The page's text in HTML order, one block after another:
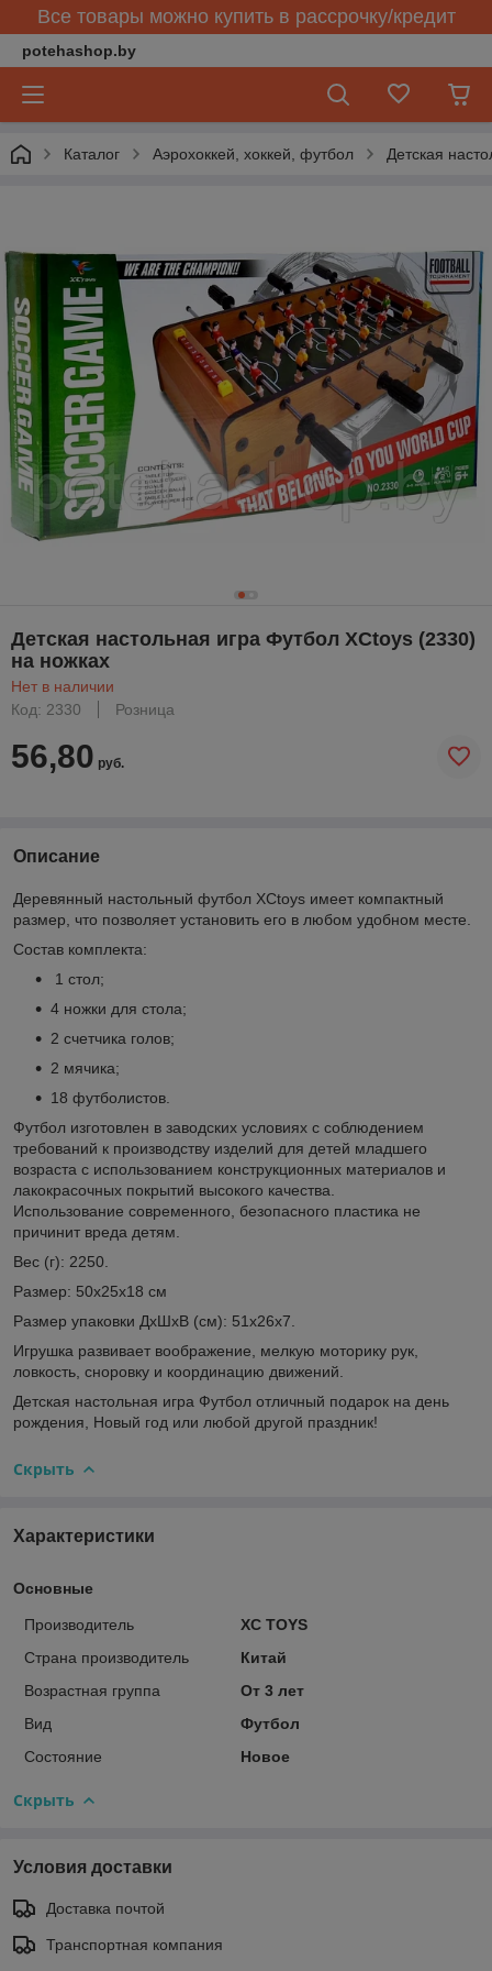
Все товары можно купить в рассрочку/кредит
potehashop.by
Каталог Аэрохоккей, хоккей, футбол Детская
Детская настольная игра Футбол XCtoys (2330)
на ножках
Нет в наличии
Код: 2330
Розница
56,80 руб.
Описание
Деревянный настольный футбол XCtoys имеет компактный
размер, что позволяет установить его в любом удобном месте.
Состав комплекта:
1 стол;
4 ножки для стола;
2 счетчика голов;
2 мячика;
18 футболистов.
Футбол изготовлен в заводских условиях с соблюдением
требований к производству изделий для детей младшего
возраста с использованием конструкционных материалов и
лакокрасочных покрытий высокого качества.
Использование современного, безопасного пластика не
причинит вреда детям.
Вес (г): 2250.
Размер: 50х25х18 см
Размер упаковки ДхШхВ (см): 51х26х7.
Игрушка развивает воображение, мелкую моторику рук,
ловкость, сноровку и координацию движений.
Детская настольная игра Футбол отличный подарок на день
рождения, Новый год или любой другой праздник!
Скрыть
Характеристики
Основные
Производитель
XC TOYS
Страна производитель
Китай
Возрастная группа
От 3 лет
Вид
Футбол
Состояние
Новое
Скрыть
Условия доставки
Доставка почтой
Транспортная компания